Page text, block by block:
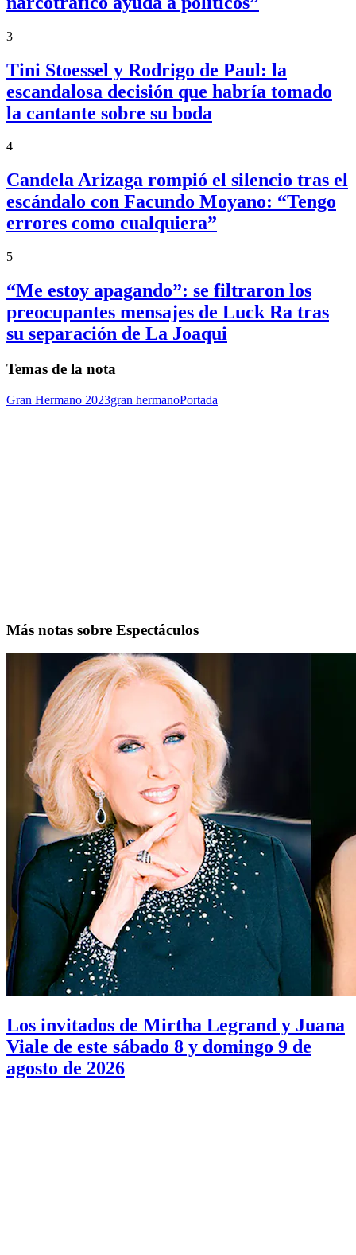
3
Tini Stoessel y Rodrigo de Paul: la
escandalosa decisión que habría tomado
la cantante sobre su boda
4
Candela Arizaga rompió el silencio tras el
escándalo con Facundo Moyano: “Tengo
errores como cualquiera”
5
“Me estoy apagando”: se filtraron los
preocupantes mensajes de Luck Ra tras
su separación de La Joaqui
Temas de la nota
Gran Hermano 2023gran hermanoPortada
Más notas sobre Espectáculos
Los invitados de Mirtha Legrand y Juana
Viale de este sábado 8 y domingo 9 de
agosto de 2026